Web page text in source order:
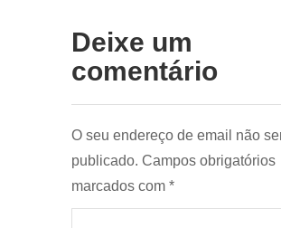
Deixe um
comentário
O seu endereço de email não
publicado. Campos obrigatórios
marcados com *